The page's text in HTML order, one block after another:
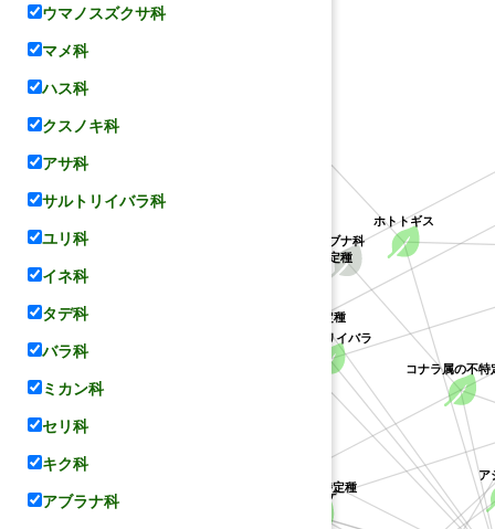
レンゲ
サルトリイバラ
ホトトギス
ア
クチナシ属の不特定種
クソカズラ属の不特定種
キョウチクトウ科
キジョラン属の不特定種
ブナ科
コナラ属の不特
ウマノスズクサ科
マメ科
ハス科
クスノキ科
アサ科
サルトリイバラ科
ユリ科
イネ科
タデ科
バラ科
ミカン科
セリ科
キク科
アブラナ科